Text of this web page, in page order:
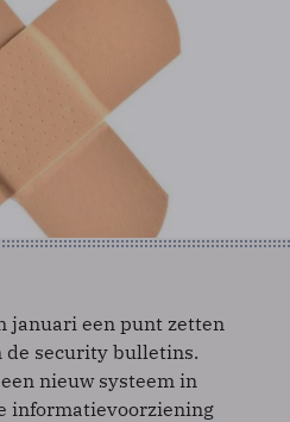
januari een punt zetten
de security bulletins.
nieuw systeem in
informatievoorziening